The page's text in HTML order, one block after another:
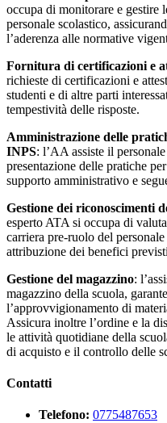
occupa di monitorare e gestire
personale scolastico,
l’aderenza alle normative
Fornitura di certificazioni e
richieste di certificazioni e
studenti e di altre parti
tempestività delle risposte.
Amministrazione delle
INPS: l’AA assiste il
presentazione delle pratiche
supporto amministrativo e
Gestione dei riconoscimenti
esperto ATA si occupa di
carriera pre-ruolo del
attribuzione dei benefici
Gestione del magazzino:
magazzino della scuola,
l’approvvigionamento di
Assicura inoltre l’ordine e la
le attività quotidiane della
di acquisto e il controllo delle
Contatti
Telefono: 0775487653